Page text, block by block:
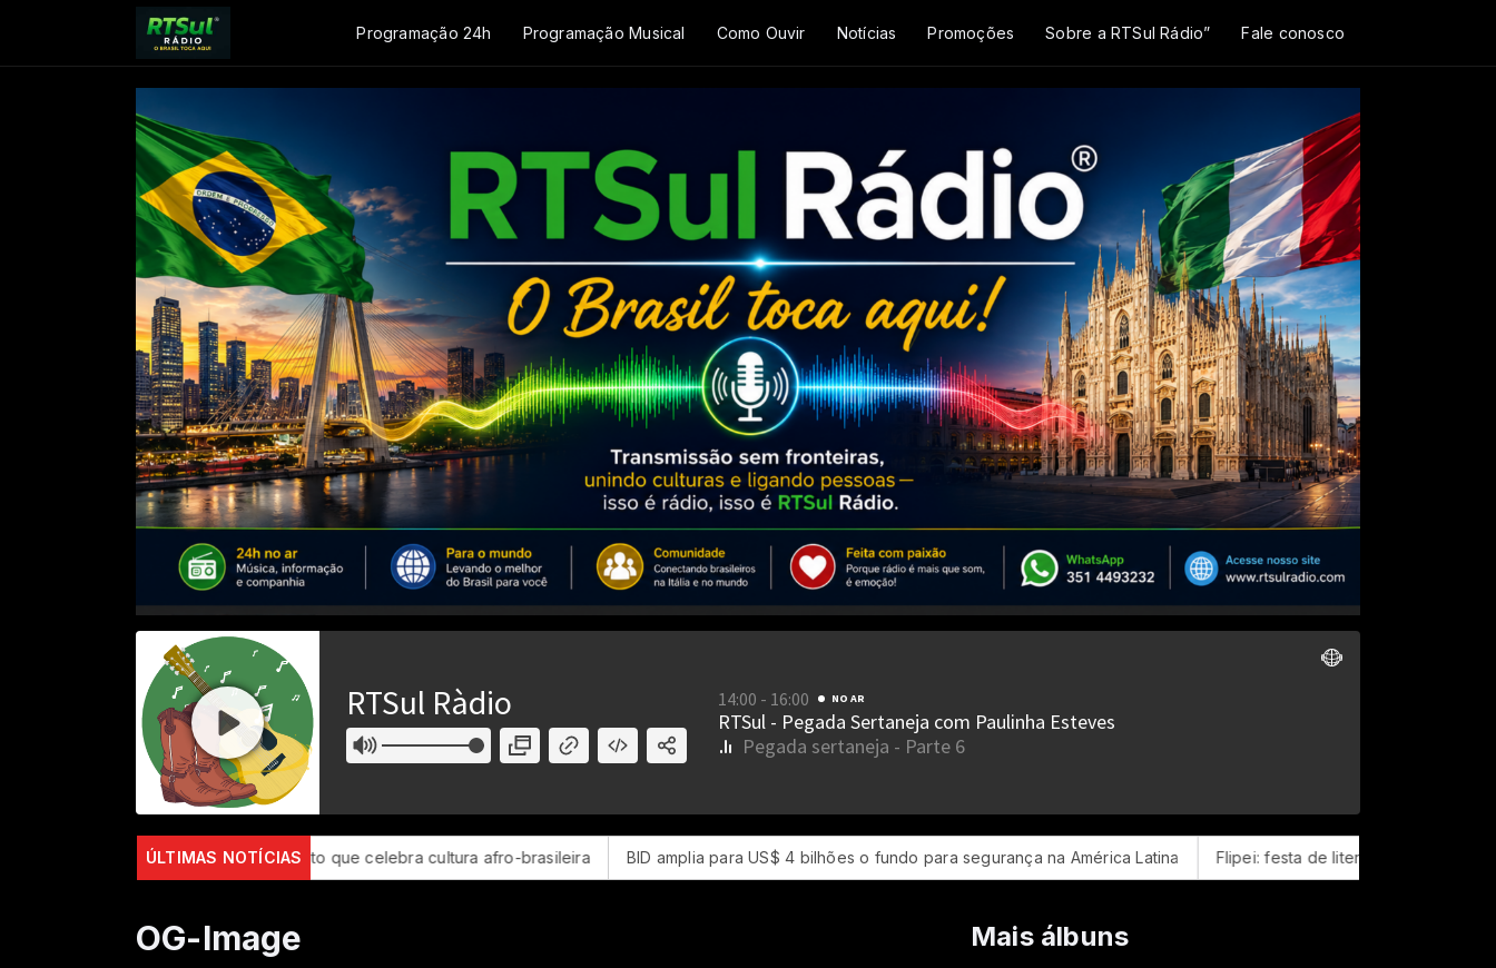
Programação 24h Programação Musical Como Ouvir Notícias Promoções Sobre a RTSul Rádio” Fale conosco
ÚLTIMAS NOTÍCIAS
São Luís recebe evento que celebra cultura afro-brasileira BID amplia para US$ 4 bilhões o fundo para segurança na América Latina Flipei: festa de literatura independente começa
OG-Image Mais álbuns